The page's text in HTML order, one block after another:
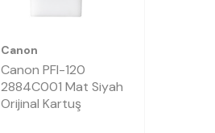
Canon
Canon PFI-120
2884C001 Mat Siyah
Orijinal Kartuş